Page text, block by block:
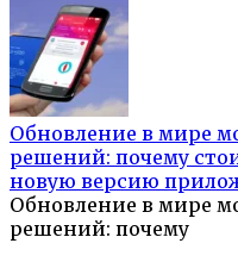
Обновление в мире
решений: почему
новую версию
Обновление в мире
решений: почему